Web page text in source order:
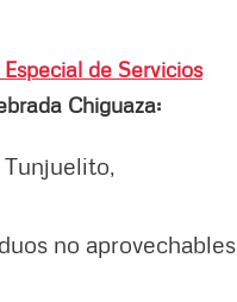
de Servicios
Chiguaza:
no aprovechables,